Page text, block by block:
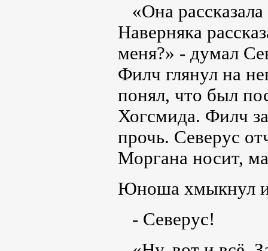
«Она
Наверняка
меня?» - думал
Филч глянул на
понял, что был
Хогсмида. Филч
прочь. Северус
Моргана носит,
Юноша хмыкнул и
- Северус!